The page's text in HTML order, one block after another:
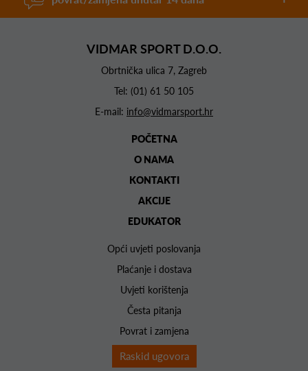
VIDMAR SPORT D.O.O.
Obrtnička ulica 7, Zagreb
Tel: (01) 61 50 105
E-mail: info@vidmarsport.hr
POČETNA
O NAMA
KONTAKTI
AKCIJE
EDUKATOR
Opći uvjeti poslovanja
Plaćanje i dostava
Uvjeti korištenja
Česta pitanja
Povrat i zamjena
Raskid ugovora